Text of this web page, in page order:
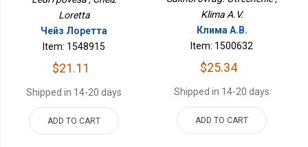
Loretta
Чейз Лоретта
Item: 1548915
$21.11
Shipped in 14-20 days
ADD TO CART
Klima A.V.
Клима А.В.
Item: 1500632
$25.34
Shipped in 14-20 days
ADD TO CART